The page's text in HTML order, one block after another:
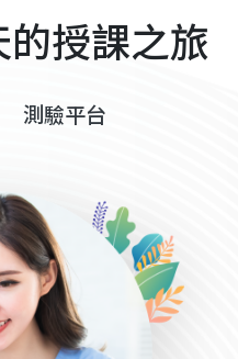
授課之旅
測驗平台